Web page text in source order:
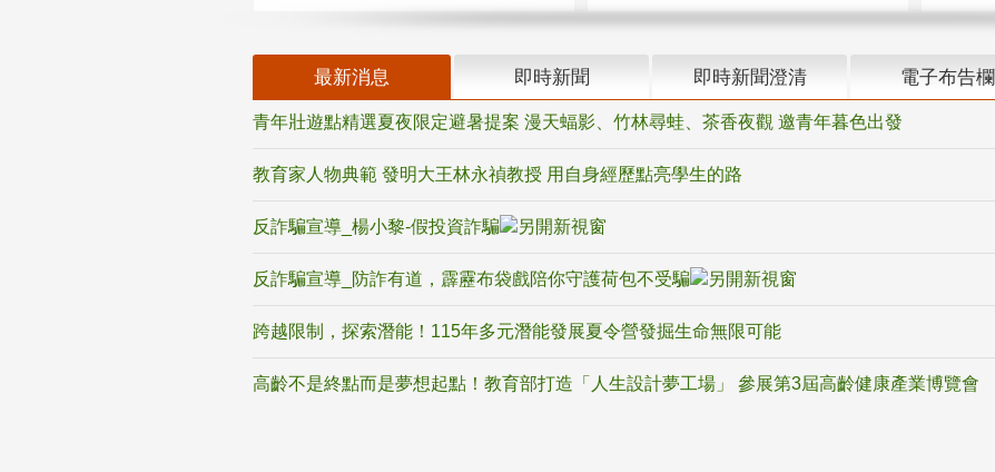
最新消息 即時新聞 即時新聞澄清 電子布告欄
青年壯遊點精選夏夜限定避暑提案 漫天蝠影、竹林尋蛙、茶香夜觀 邀青年暮色出發
教育家人物典範 發明大王林永禎教授 用自身經歷點亮學生的路
反詐騙宣導_楊小黎-假投資詐騙
反詐騙宣導_防詐有道，霹靂布袋戲陪你守護荷包不受騙
跨越限制，探索潛能！115年多元潛能發展夏令營發掘生命無限可能
高齡不是終點而是夢想起點！教育部打造「人生設計夢工場」 參展第3屆高齡健康產業博覽會